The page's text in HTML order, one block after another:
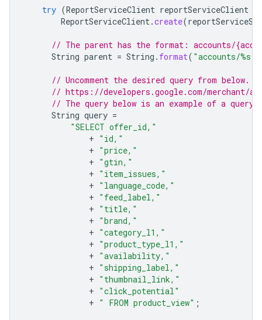
try (ReportServiceClient reportServiceClient
ReportServiceClient.create(
// The parent has the format: accounts/
String parent = String . format( "accounts/%s"
// Uncomment the desired query from below.
// https://developers.google.com/merchant/
// The query below is an example of a query
String query =
"SELECT offer_id,"
+ "id,"
+ "price,"
+ "gtin,"
+ "item_issues,"
+ "language_code,"
+ "feed_label,"
+ "title,"
+ "brand,"
+ "category_l1,"
+ "product_type_l1,"
+ "availability,"
+ "shipping_label,"
+ "thumbnail_link,"
+ "click_potential"
+ " FROM product_view" ;